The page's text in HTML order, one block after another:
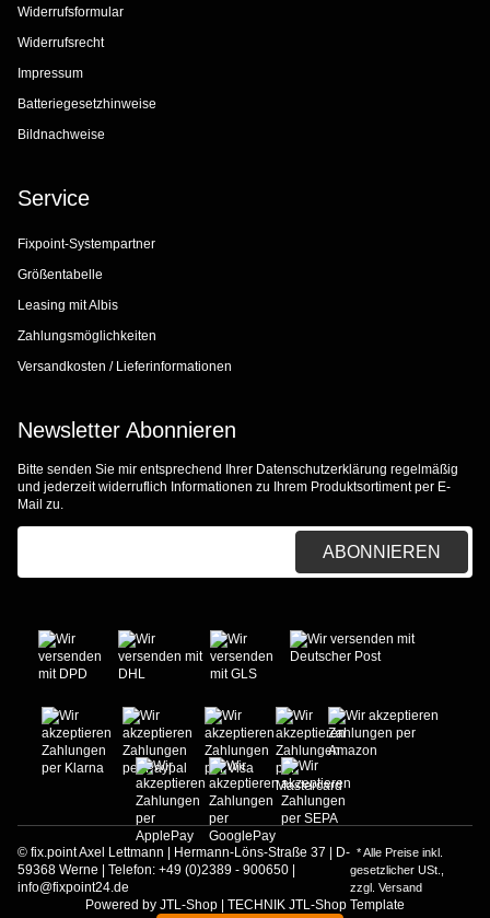
Widerrufsformular
Widerrufsrecht
Impressum
Batteriegesetzhinweise
Bildnachweise
Service
Fixpoint-Systempartner
Größentabelle
Leasing mit Albis
Zahlungsmöglichkeiten
Versandkosten / Lieferinformationen
Newsletter Abonnieren
Bitte senden Sie mir entsprechend Ihrer Datenschutzerklärung regelmäßig
und jederzeit widerruflich Informationen zu Ihrem Produktsortiment per E-
Mail zu.
ABONNIEREN
© fix.point Axel Lettmann | Hermann-Löns-Straße 37 | D-
59368 Werne | Telefon: +49 (0)2389 - 900650 |
info@fixpoint24.de
* Alle Preise inkl.
gesetzlicher USt.,
zzgl.Versand
Powered by JTL-Shop TECHNIK JTL-Shop Template